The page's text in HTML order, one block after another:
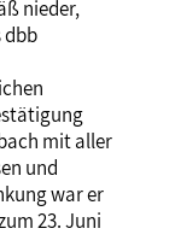
nieder,
dbb
mit aller
und
war er
23. Juni